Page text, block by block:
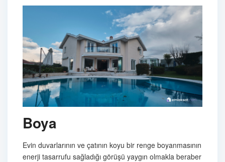
Boya
Evin duvarlarının ve çatının koyu bir renge boyanmasının
enerji tasarrufu sağladığı görüşü yaygın olmakla beraber